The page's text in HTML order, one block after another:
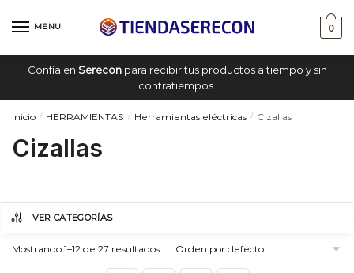
MENU 0
Confía en Sereconpara recibir tus productos a tiempo y sin
contratiempos.
Inicio / HERRAMIENTAS / Herramientas eléctricas / Cizallas
Cizallas
VER CATEGORÍAS
Mostrando 1–12 de 27 resultados